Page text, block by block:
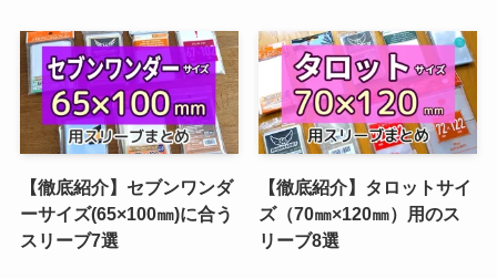
【徹底紹介】セブンワンダ
ーサイズ(65×100㎜)に合う
スリーブ7選
【徹底紹介】タロットサイ
ズ（70㎜×120㎜）用のス
リーブ8選